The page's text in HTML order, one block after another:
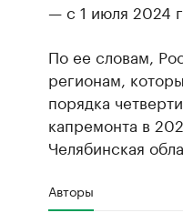
— с 1 июля 2024
По ее словам,
регионам,
порядка
капремонта в
Челябинская
Авторы